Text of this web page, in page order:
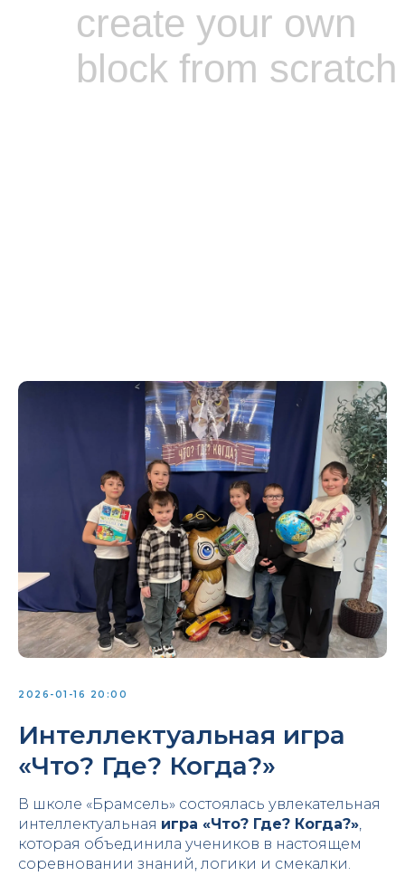
create your own
block from scratch
2026-01-16 20:00
Интеллектуальная игра
«Что? Где? Когда?»
В школе «Брамсель» состоялась увлекательная
интеллектуальная игра «Что? Где? Когда?»,
которая объединила учеников в настоящем
соревновании знаний, логики и смекалки.